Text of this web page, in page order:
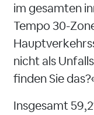
im gesamten
Tempo 30-
nicht als
finden Sie
Insgesamt